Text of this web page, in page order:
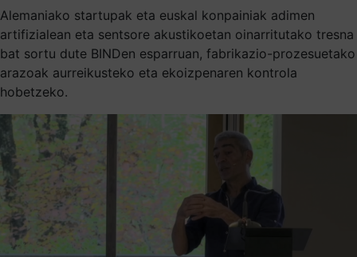
Alemaniako startupak eta euskal konpainiak adimen
artifizialean eta sentsore akustikoetan oinarritutako tresna
bat sortu dute BINDen esparruan, fabrikazio-prozesuetako
arazoak aurreikusteko eta ekoizpenaren kontrola
hobetzeko.